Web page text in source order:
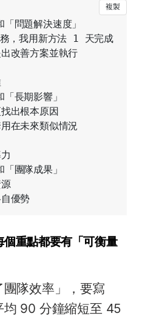
問題解決速度」
，我用新方法 1 天完成
改善方案並執行
長期影響」
出根本原因
在未來類似情況
團隊成果」
個重點都要有「可衡量
隊效率」，要寫
均 90 分鐘縮短至 45